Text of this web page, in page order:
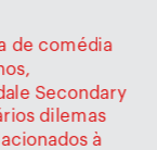
de comédia
Secondary
dilemas
à